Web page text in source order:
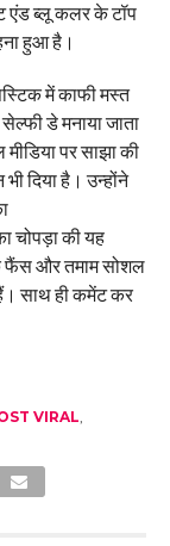
एंड ब्लू कलर के टॉप
हुआ है।
में काफी मस्त
डे मनाया जाता
पर साझा की
दिया है। उन्होंने
चोपड़ा की यह
फैंस और तमाम सोशल
साथ ही कमेंट कर
VIRAL,